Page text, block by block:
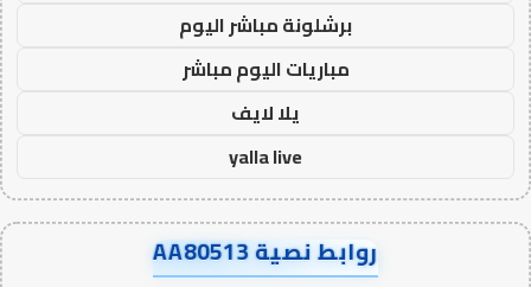
برشلونة مباشر اليوم
مباريات اليوم مباشر
يلا لايف
yalla live
روابط نصية AA80513